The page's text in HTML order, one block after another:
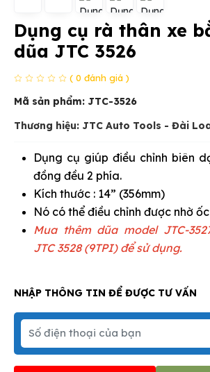
Dụng cụ rà thân xe
dũa JTC 3526
( 0 đánh giá )
Mã sản phẩm: JTC-3526
Thương hiệu: JTC Auto Tools - Đài
Dụng cụ giúp điều chỉnh biên
đồng đều 2 phía.
Kích thước : 14” (356mm)
Nó có thể điều chỉnh được nhờ
Mua thêm dũa model JTC-
JTC 3528 (9TPI) để sử dụng.
NHẬP THÔNG TIN ĐỂ ĐƯỢC TƯ VẤN